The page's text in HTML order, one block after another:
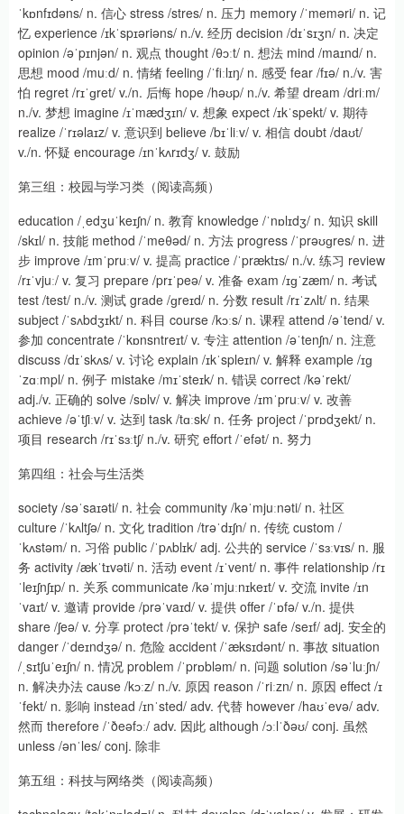
ˈkɒnfɪdəns/ n. 信心 stress /stres/ n. 压力 memory /ˈmeməri/ n. 记
忆 experience /ɪkˈspɪəriəns/ n./v. 经历 decision /dɪˈsɪʒn/ n. 决定
opinion /əˈpɪnjən/ n. 观点 thought /θɔːt/ n. 想法 mind /maɪnd/ n.
思想 mood /muːd/ n. 情绪 feeling /ˈfiːlɪŋ/ n. 感受 fear /fɪə/ n./v. 害
怕 regret /rɪˈɡret/ v./n. 后悔 hope /həʊp/ n./v. 希望 dream /driːm/
n./v. 梦想 imagine /ɪˈmædʒɪn/ v. 想象 expect /ɪkˈspekt/ v. 期待
realize /ˈrɪəlaɪz/ v. 意识到 believe /bɪˈliːv/ v. 相信 doubt /daʊt/
v./n. 怀疑 encourage /ɪnˈkʌrɪdʒ/ v. 鼓励
第三组：校园与学习类（阅读高频）
education /ˌedʒuˈkeɪʃn/ n. 教育 knowledge /ˈnɒlɪdʒ/ n. 知识 skill
/skɪl/ n. 技能 method /ˈmeθəd/ n. 方法 progress /ˈprəʊɡres/ n. 进
步 improve /ɪmˈpruːv/ v. 提高 practice /ˈpræktɪs/ n./v. 练习 review
/rɪˈvjuː/ v. 复习 prepare /prɪˈpeə/ v. 准备 exam /ɪɡˈzæm/ n. 考试
test /test/ n./v. 测试 grade /ɡreɪd/ n. 分数 result /rɪˈzʌlt/ n. 结果
subject /ˈsʌbdʒɪkt/ n. 科目 course /kɔːs/ n. 课程 attend /əˈtend/ v.
参加 concentrate /ˈkɒnsntreɪt/ v. 专注 attention /əˈtenʃn/ n. 注意
discuss /dɪˈskʌs/ v. 讨论 explain /ɪkˈspleɪn/ v. 解释 example /ɪɡ
ˈzɑːmpl/ n. 例子 mistake /mɪˈsteɪk/ n. 错误 correct /kəˈrekt/
adj./v. 正确的 solve /sɒlv/ v. 解决 improve /ɪmˈpruːv/ v. 改善
achieve /əˈtʃiːv/ v. 达到 task /tɑːsk/ n. 任务 project /ˈprɒdʒekt/ n.
项目 research /rɪˈsɜːtʃ/ n./v. 研究 effort /ˈefət/ n. 努力
第四组：社会与生活类
society /səˈsaɪəti/ n. 社会 community /kəˈmjuːnəti/ n. 社区
culture /ˈkʌltʃə/ n. 文化 tradition /trəˈdɪʃn/ n. 传统 custom /
ˈkʌstəm/ n. 习俗 public /ˈpʌblɪk/ adj. 公共的 service /ˈsɜːvɪs/ n. 服
务 activity /ækˈtɪvəti/ n. 活动 event /ɪˈvent/ n. 事件 relationship /rɪ
ˈleɪʃnʃɪp/ n. 关系 communicate /kəˈmjuːnɪkeɪt/ v. 交流 invite /ɪn
ˈvaɪt/ v. 邀请 provide /prəˈvaɪd/ v. 提供 offer /ˈɒfə/ v./n. 提供
share /ʃeə/ v. 分享 protect /prəˈtekt/ v. 保护 safe /seɪf/ adj. 安全的
danger /ˈdeɪndʒə/ n. 危险 accident /ˈæksɪdənt/ n. 事故 situation
/ˌsɪtʃuˈeɪʃn/ n. 情况 problem /ˈprɒbləm/ n. 问题 solution /səˈluːʃn/
n. 解决办法 cause /kɔːz/ n./v. 原因 reason /ˈriːzn/ n. 原因 effect /ɪ
ˈfekt/ n. 影响 instead /ɪnˈsted/ adv. 代替 however /haʊˈevə/ adv.
然而 therefore /ˈðeəfɔː/ adv. 因此 although /ɔːlˈðəʊ/ conj. 虽然
unless /ənˈles/ conj. 除非
第五组：科技与网络类（阅读高频）